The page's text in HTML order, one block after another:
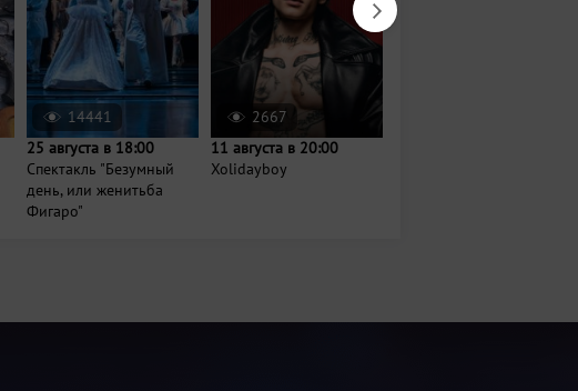
14441
25 августа в 18:00
Спектакль "Безумный
день, или женитьба
Фигаро"
2667
11 августа в 20:00
Xolidayboy